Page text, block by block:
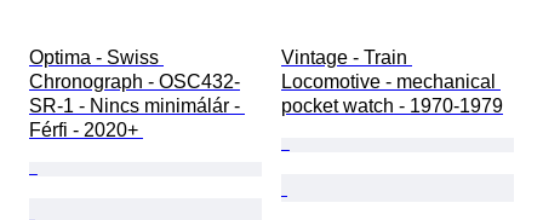
Optima - Swiss
Chronograph - OSC432-
SR-1 - Nincs minimálár -
Férfi - 2020+
Vintage - Train
Locomotive - mechanical
pocket watch - 1970-1979